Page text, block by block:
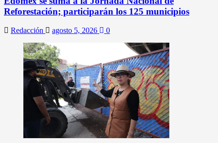
Reforestación; participarán los 125 municipios
Redacción agosto 5, 2026 0